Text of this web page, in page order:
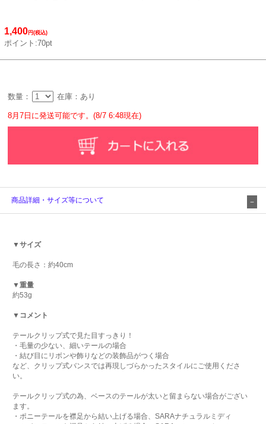
1,400円(税込)
ポイント:70pt
数量： 在庫：あり
8月7日に発送可能です。(8/7 6:48現在)
商品詳細・サイズ等について
▼サイズ
毛の長さ：約40cm
▼重量
約53g
▼コメント
テールクリップ式で見た目すっきり！
・毛量の少ない、細いテールの場合
・結び目にリボンや飾りなどの装飾品がつく場合
など、クリップ式バンスでは再現しづらかったスタイルにご使用くださ
い。
テールクリップ式の為、ベースのテールが太いと留まらない場合がござい
ます。
・ポニーテールを襟足から結い上げる場合、SARAナチュラルミディ